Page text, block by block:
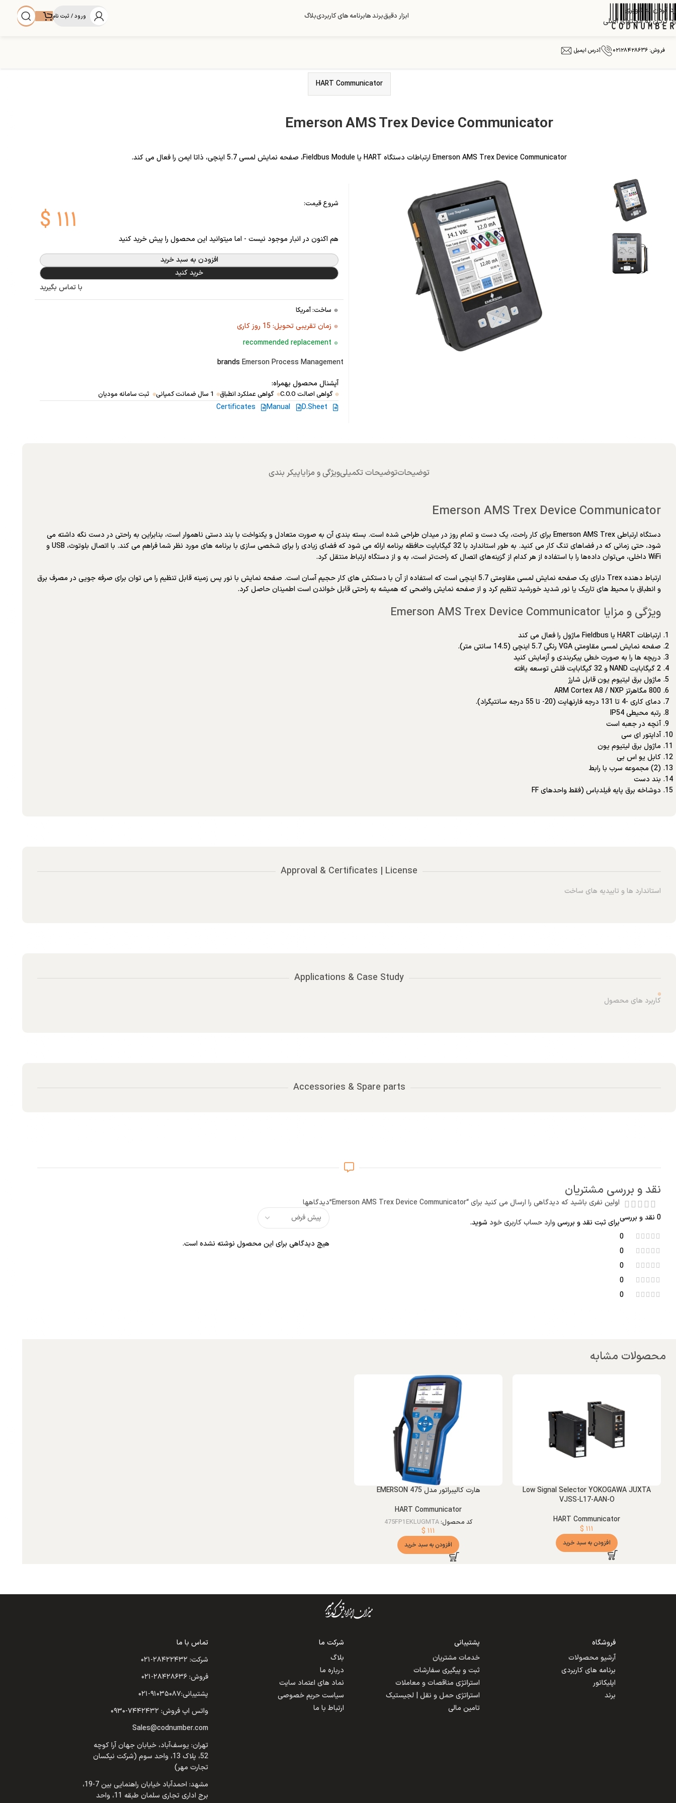
رد کردن به ناوبری
رد کردن به محتوای اصلی
ابزار دقیقبرند هابرنامه های کاربردیبلاگ ورود / ثبت نام
فروش: ۰۲۱۲۸۴۲۸۶۳۶ آدرس ایمیل
HART Communicator
Emerson AMS Trex Device Communicator
Emerson AMS Trex Device Communicator ارتباطات دستگاه HART یا Fieldbus Module، صفحه نمایش لمسی 5.7 اینچی، ذاتا ایمن را فعال می کند.
شروع قیمت:
$ ۱۱۱
هم اکنون در انبار موجود نیست - اما میتوانید این محصول را پیش خرید کنید
افزودن به سبد خرید
خرید کنید
با تماس بگیرید
ساخت: آمریکا
زمان تقریبی تحویل: 15 روز کاری
recommended replacement
brands Emerson Process Management
آپشنال محصول بهمراه:
گواهی اصالت C.O.O گواهی عملکرد انطباق 1 سال ضمانت کمپانی ثبت سامانه مودیان
D.Sheet
Manual
Certificates
توضیحاتتوضیحات تکمیلیویژگی و مزایاپیکر بندی
Emerson AMS Trex Device Communicator
دستگاه ارتباطی Emerson AMS Trex برای کار راحت، یک دست و تمام روز در میدان طراحی شده است. بسته بندی آن به صورت متعادل و یکنواخت با بند دستی ناهموار است، بنابراین به راحتی در دست نگه داشته می
شود، حتی زمانی که در فضاهای تنگ کار می کنید. به طور استاندارد با 32 گیگابایت حافظه برنامه ارائه می شود که فضای زیادی را برای شخصی سازی با برنامه های مورد نظر شما فراهم می کند. با اتصال بلوتوث، USB و
WiFi داخلی، می‌توان داده‌ها را با استفاده از هر کدام از گزینه‌های اتصال که راحت‌تر است، به و از دستگاه ارتباط منتقل کرد.
ارتباط دهنده Trex دارای یک صفحه نمایش لمسی مقاومتی 5.7 اینچی است که استفاده از آن با دستکش های کار حجیم آسان است. صفحه نمایش با نور پس زمینه قابل تنظیم را می توان برای صرفه جویی در مصرف برق
و انطباق با محیط های تاریک یا نور شدید خورشید تنظیم کرد و از صفحه نمایش واضحی که همیشه به راحتی قابل خواندن است اطمینان حاصل کرد.
ویژگی و مزایا Emerson AMS Trex Device Communicator
ارتباطات HART یا Fieldbus ماژول را فعال می کند
صفحه نمایش لمسی مقاومتی VGA رنگی 5.7 اینچی (14.5 سانتی متر).
دریچه ها را به صورت خطی پیکربندی و آزمایش کنید
2 گیگابایت NAND و 32 گیگابایت فلش توسعه یافته
ماژول برق لیتیوم یون قابل شارژ
800 مگاهرتز ARM Cortex A8 / NXP
دمای کاری -4 تا 131 درجه فارنهایت (20- تا 55 درجه سانتیگراد).
رتبه محیطی IP54
آنچه در جعبه است
آداپتور ای سی
ماژول برق لیتیوم یون
کابل یو اس بی
(2) مجموعه سرب با رابط
بند دست
دوشاخه برق پایه فیلدباس (فقط واحدهای FF
Approval & Certificates | License
استاندارد ها و تاییدیه های ساخت
Applications & Case Study
کاربرد های محصول
Accessories & Spare parts
نقد و بررسی مشتریان
0 نقد و بررسی
0
0
0
0
0
دیدگاهها
هیچ دیدگاهی برای این محصول نوشته نشده است.
اولین نفری باشید که دیدگاهی را ارسال می کنید برای “Emerson AMS Trex Device Communicator”
برای ثبت نقد و بررسیوارد حساب کاربری خود شوید.
محصولات مشابه
Low Signal Selector YOKOGAWA JUXTA
VJSS-L17-AAN-O
HART Communicator
$ ۱۱۱
افزودن به سبد خرید
هارت کالیبراتور مدل EMERSON 475
HART Communicator
کد محصول:475FP1EKLUGMTA
$ ۱۱۱
افزودن به سبد خرید
فروشگاه
آرشیو محصولات
برنامه های کاربردی
اپلیکاتور
برند
پشتیبانی
خدمات مشتریان
ثبت و پیگیری سفارشات
استراتژی مناقصات و معاملات
استراتژی حمل و نقل | لجیستیک
تامین مالی
شرکت ما
بلاگ
درباره ما
نماد های اعتماد سایت
سیاست حریم خصوصی
ارتباط با ما
تماس با ما
شرکت: ۲۸۴۲۲۴۳۲-۰۲۱
فروش: ۲۸۴۲۸۶۳۶-۰۲۱
پشتیبانی:۹۱۰۳۵۰۸۷-۰۲۱
واتس اپ فروش: ۷۴۴۲۴۳۲-۰۹۳۰
Sales@codnumber.com
تهران: یوسف‌آباد، خیابان جهان آرا کوچه
52، پلاک 13، واحد سوم (شرکت نیکسان
تجارت مهر)
مشهد: احمدآباد خیابان راهنمایی بین 7-19،
برج اداری تجاری سلمان طبقه 11، واحد